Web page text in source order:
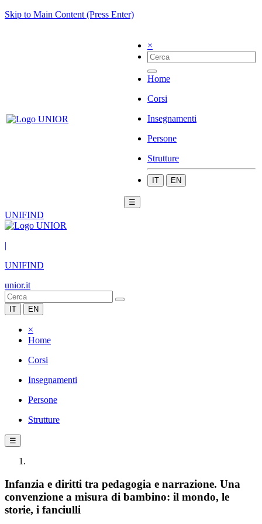
Skip to Main Content (Press Enter)
×
Home
Corsi
Insegnamenti
Persone
Strutture
IT EN
☰
UNIFIND
|
UNIFIND
unior.it
IT EN
×
Home
Corsi
Insegnamenti
Persone
Strutture
☰
Infanzia e diritti tra pedagogia e narrazione. Una
convenzione a misura di bambino: il mondo, le
storie, i fanciulli